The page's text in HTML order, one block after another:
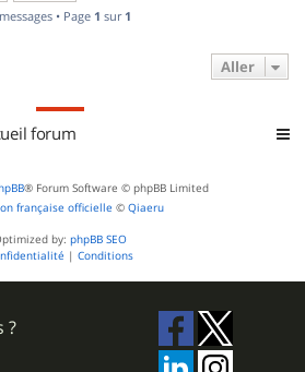
• Page 1 sur 1
Aller
forum
® Forum Software © phpBB Limited
française officielle © Qiaeru
by: phpBB SEO
| Conditions
?